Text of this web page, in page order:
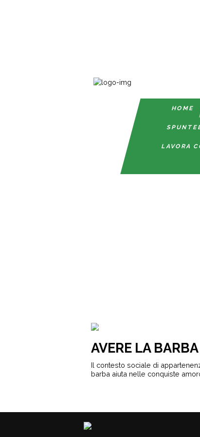
HOME
LAVORA
AVERE LA
Il contesto sociale di
barba aiuta nelle conquiste